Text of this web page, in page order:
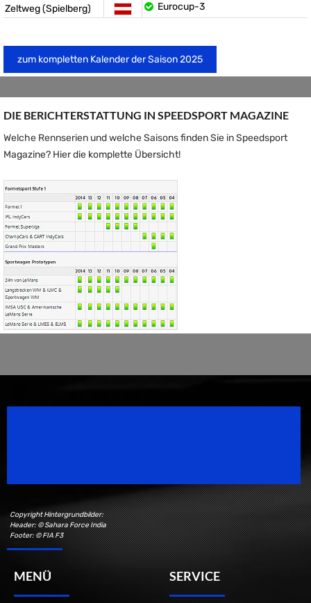
Zeltweg (Spielberg)
Eurocup-3
zum kompletten Kalender der Saison 2025
DIE BERICHTERSTATTUNG IN SPEEDSPORT MAGAZINE
Welche Rennserien und welche Saisons finden Sie in Speedsport
Magazine? Hier die komplette Übersicht!
Copyright Hintergrundbilder:
Header: © Sahara Force India
Footer: © FIA F3
MENÜ SERVICE